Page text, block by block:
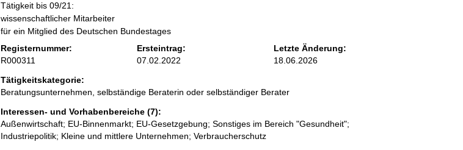
t
e
Tätigkeit bis 09/21:
wissenschaftlicher Mitarbeiter
für ein Mitglied des Deutschen Bundestages
Registernummer:
R000311
Ersteintrag:
07.02.2022
Letzte Änderung:
18.06.2026
Tätigkeitskategorie:
Beratungsunternehmen, selbständige Beraterin oder selbständiger Berater
Interessen- und Vorhabenbereiche (7):
Außenwirtschaft; EU-Binnenmarkt; EU-Gesetzgebung; Sonstiges im Bereich "Gesundheit";
Industriepolitik; Kleine und mittlere Unternehmen; Verbraucherschutz